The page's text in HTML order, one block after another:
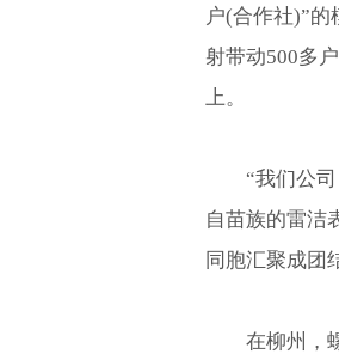
户(合作社)”
射带动500多
上。
“我们公
自苗族的雷洁
同胞汇聚成团
在柳州，